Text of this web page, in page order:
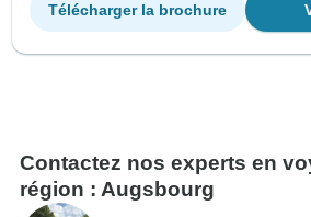
Télécharger la brochure
Contactez nos experts en
région : Augsbourg